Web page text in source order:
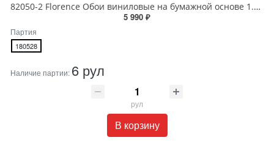
82050-2 Florence Обои виниловые на бумажной основе 1.06*15.6
5 990 ₽
Партия
180528
Наличие партии: 6 рул
рул
В корзину